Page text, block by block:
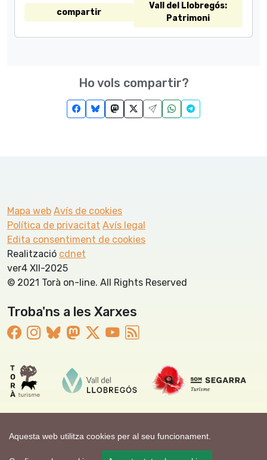
Aquesta web utilitza cookies per al seu funcionament.
compartir
Vall del Llobregós:
Patrimoni
Ho vols compartir?
Mapa web Avís de cookies
Política de privacitat Avís legal
Edita consentiment de cookies
Realització cdnet
ver4 XII-2025
© 2021 Torà on-line. All Rights Reserved
Troba'ns a les Xarxes